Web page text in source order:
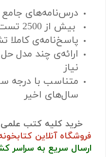
درس‌نامه‌های جامع
بیش از 2500 تست تالیفی و سراسری
پاسخ‌نامه‌ی کاملا
ارائه‌ی چند مدل
نیاز
متناسب با درجه
سال‌های اخیر
خرید کلیه کتب
فروشگاه آنلاین
ارسال سریع به سراسر